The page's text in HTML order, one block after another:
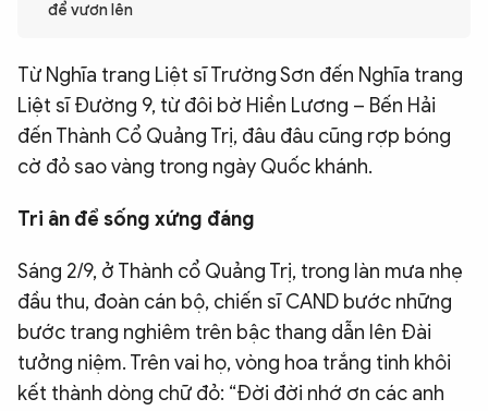
eMagazine
Podcast
Video Ảnh
Chuyên trang An ninh thế giới Văn nghệ Công an
để vươn lên
Từ Nghĩa trang Liệt sĩ Trường Sơn đến Nghĩa trang
Liệt sĩ Đường 9, từ đôi bờ Hiền Lương – Bến Hải
đến Thành Cổ Quảng Trị, đâu đâu cũng rợp bóng
cờ đỏ sao vàng trong ngày Quốc khánh.
Tri ân để sống xứng đáng
Sáng 2/9, ở Thành cổ Quảng Trị, trong làn mưa nhẹ
đầu thu, đoàn cán bộ, chiến sĩ CAND bước những
bước trang nghiêm trên bậc thang dẫn lên Đài
tưởng niệm. Trên vai họ, vòng hoa trắng tinh khôi
kết thành dòng chữ đỏ: “Đời đời nhớ ơn các anh